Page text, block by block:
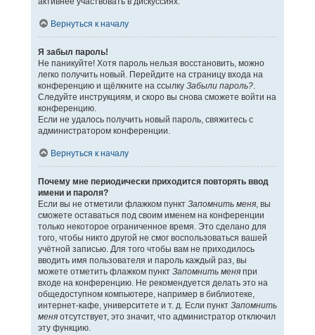
Вернуться к началу
Я забыл пароль!
Не паникуйте! Хотя пароль нельзя восстановить, можно
легко получить новый. Перейдите на страницу входа на
конференцию и щёлкните на ссылку Забыли пароль?.
Следуйте инструкциям, и скоро вы снова сможете войти на
конференцию.
Если не удалось получить новый пароль, свяжитесь с
администратором конференции.
Вернуться к началу
Почему мне периодически приходится повторять ввод
имени и пароля?
Если вы не отметили флажком пункт Запомнить меня, вы
сможете оставаться под своим именем на конференции
только некоторое ограниченное время. Это сделано для
того, чтобы никто другой не смог воспользоваться вашей
учётной записью. Для того чтобы вам не приходилось
вводить имя пользователя и пароль каждый раз, вы
можете отметить флажком пункт Запомнить меняпри
входе на конференцию. Не рекомендуется делать это на
общедоступном компьютере, например в библиотеке,
интернет-кафе, университете и т. д. Если пункт Запомнить
меняотсутствует, это значит, что администратор отключил
эту функцию.